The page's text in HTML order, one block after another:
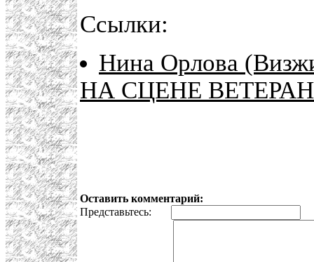
Ссылки:
Нина Орлова
НА СЦЕНЕ
Оставить комментарий:
Представьтесь: